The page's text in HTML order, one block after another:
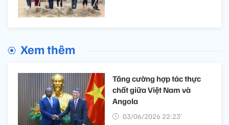
Xem thêm
Tăng cường hợp tác thực
chất giữa Việt Nam và
Angola
03/06/2026 22:23’